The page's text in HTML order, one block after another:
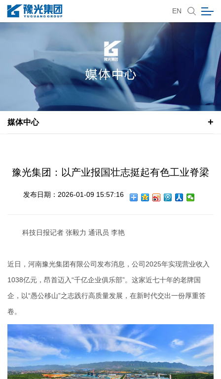
EN
媒体中心
豫光集团：以产业报国壮志挺起有色工业脊梁
发布日期：2026-01-09 15:57:16
科技日报记者 张毅力 通讯员 李艳
近日，河南豫光集团有限公司发布消息，公司2025年实现营业收入
1038亿元，昂首迈入“千亿企业俱乐部”。这家近七十年的老牌国
企，以“愚公移山”之志践行高质量发展，在新时代交出一份厚重答
卷。